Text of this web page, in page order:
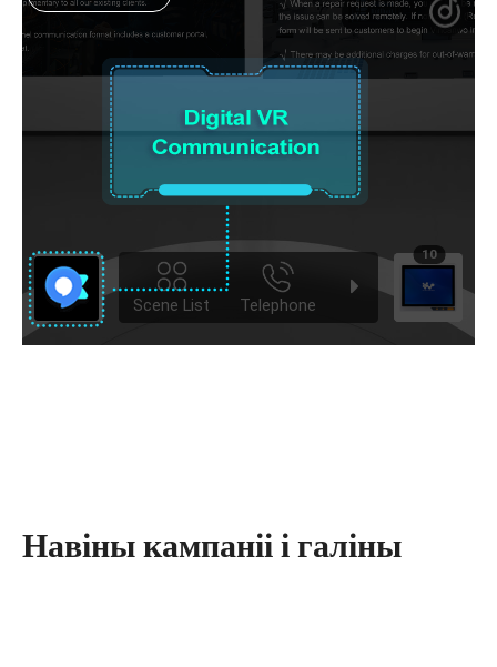
Навіны кампаніі і галіны